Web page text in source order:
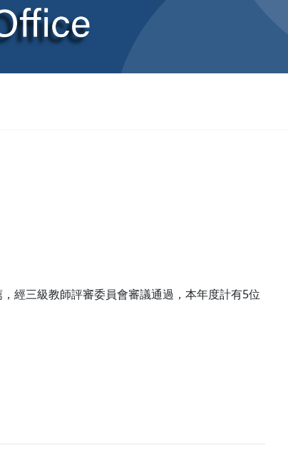
經三級教師評審委員會審議通過，本年度計有5位